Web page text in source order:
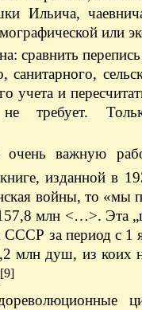
Ильича,
или
сравнить
учета и
не требует.
важную
изданной в
войны, то «мы
млн <…>. Эта
СССР за период с 1
млн душ, из коих
[9]